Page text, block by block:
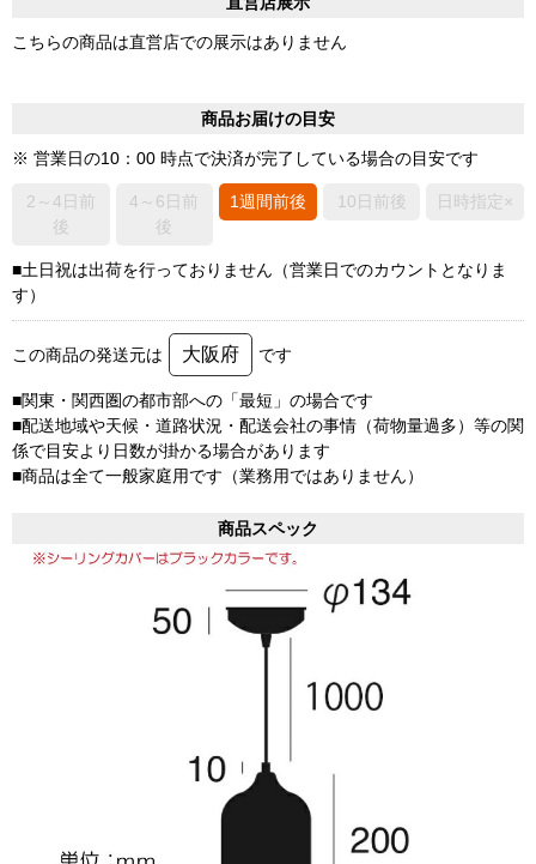
こちらの商品は直営店での展示はありません
商品お届けの目安
※ 営業日の10：00 時点で決済が完了している場合の目安です
2～4日前
後
4～6日前
後
1週間前後 10日前後 日時指定×
■土日祝は出荷を行っておりません（営業日でのカウントとなりま
す）
この商品の発送元は 大阪府 です
■関東・関西圏の都市部への「最短」の場合です
■配送地域や天候・道路状況・配送会社の事情（荷物量過多）等の関
係で目安より日数が掛かる場合があります
■商品は全て一般家庭用です（業務用ではありません）
商品スペック